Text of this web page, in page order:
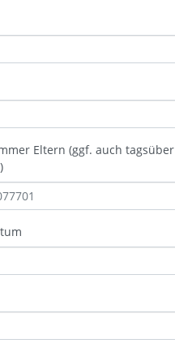
Eltern (ggf. auch tagsüber